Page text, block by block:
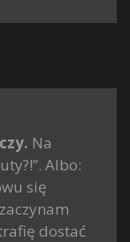
Na
Albo:
się
dostać